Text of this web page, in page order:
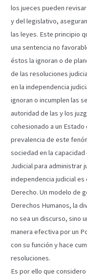
los jueces pueden
y del legislativo,
las leyes. Este principio
una sentencia no
éstos la ignoran o de
de las resoluciones
en la independencia
ignoran o incumplen las
autoridad de las y los
cohesionado a un
prevalencia de este
sociedad en la
Judicial para administrar
independencia judicial
Derecho. Un modelo de
Derechos Humanos, la
no sea un discurso, sino
manera efectiva por un
con su función y hace
resoluciones.
Es por ello que